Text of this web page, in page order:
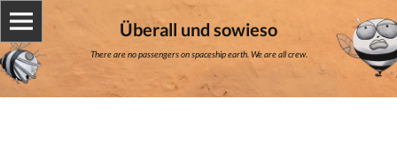
Überall und sowieso
There are no passengers on spaceship earth. We are all crew.